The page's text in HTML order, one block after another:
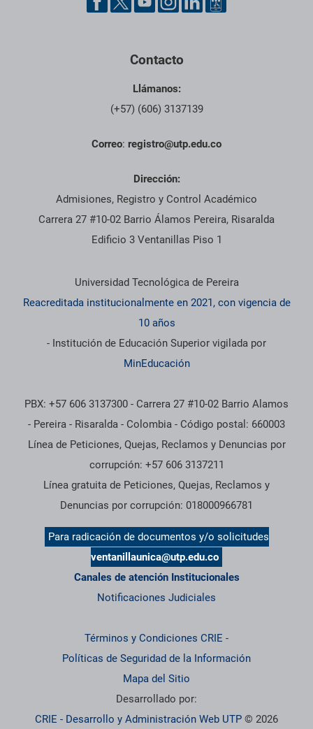
Contacto
Llámanos:
(+57) (606) 3137139
Correo: registro@utp.edu.co
Dirección:
Admisiones, Registro y Control Académico
Carrera 27 #10-02 Barrio Álamos Pereira, Risaralda
Edificio 3 Ventanillas Piso 1
Información institucional
Universidad Tecnológica de Pereira
Reacreditada institucionalmente en 2021, con vigencia de
10 años
- Institución de Educación Superior vigilada por
MinEducación
PBX: +57 606 3137300 - Carrera 27 #10-02 Barrio Alamos
- Pereira - Risaralda - Colombia - Código postal: 660003
Línea de Peticiones, Quejas, Reclamos y Denuncias por
corrupción: +57 606 3137211
Línea gratuita de Peticiones, Quejas, Reclamos y
Denuncias por corrupción: 018000966781
Para radicación de documentos y/o solicitudes
ventanillaunica@utp.edu.co
Canales de atención Institucionales
Notificaciones Judiciales
Términos y Condiciones CRIE -
Políticas de Seguridad de la Información
Mapa del Sitio
Desarrollado por:
CRIE - Desarrollo y Administración Web UTP © 2026